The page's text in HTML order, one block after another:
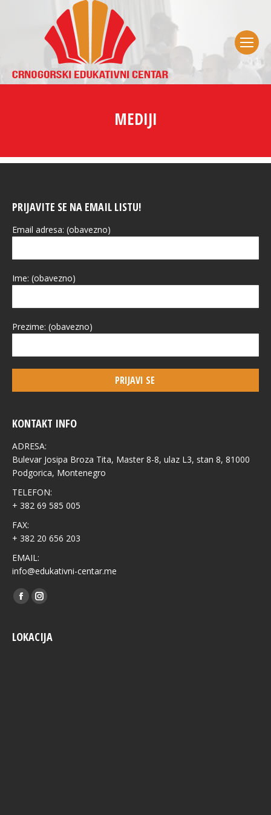
MEDIJI
PRIJAVITE SE NA EMAIL LISTU!
Email adresa: (obavezno)
Ime: (obavezno)
Prezime: (obavezno)
KONTAKT INFO
ADRESA:
Bulevar Josipa Broza Tita, Master 8-8, ulaz L3, stan 8, 81000
Podgorica, Montenegro
TELEFON:
+ 382 69 585 005
FAX:
+ 382 20 656 203
EMAIL:
info@edukativni-centar.me
Find us on:
FacebookInstagram
LOKACIJA